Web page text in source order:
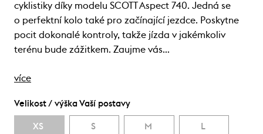
cyklistiky díky modelu SCOTT Aspect 740. Jedná se
o perfektní kolo také pro začínající jezdce. Poskytne
pocit dokonalé kontroly, takže jízda v jakémkoliv
terénu bude zážitkem. Zaujme vás…
více
Velikost / výška Vaší postavy
XS S M L